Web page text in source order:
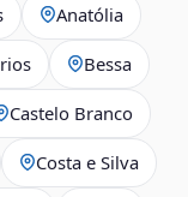
Anatólia
Bessa
Castelo Branco
Costa e Silva